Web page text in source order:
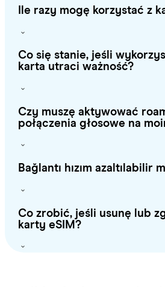
Ile razy mogę korzystać z
Co się stanie, jeśli
karta utraci ważność?
Czy muszę aktywować
połączenia głosowe na
Bağlantı hızım azaltılabilir
Co zrobić, jeśli usunę lub
karty eSIM?